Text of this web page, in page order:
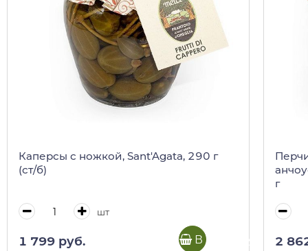
Каперсы с ножкой, Sant'Agata, 290 г
(ст/б)
шт
1 799 руб. В корзину
г
2